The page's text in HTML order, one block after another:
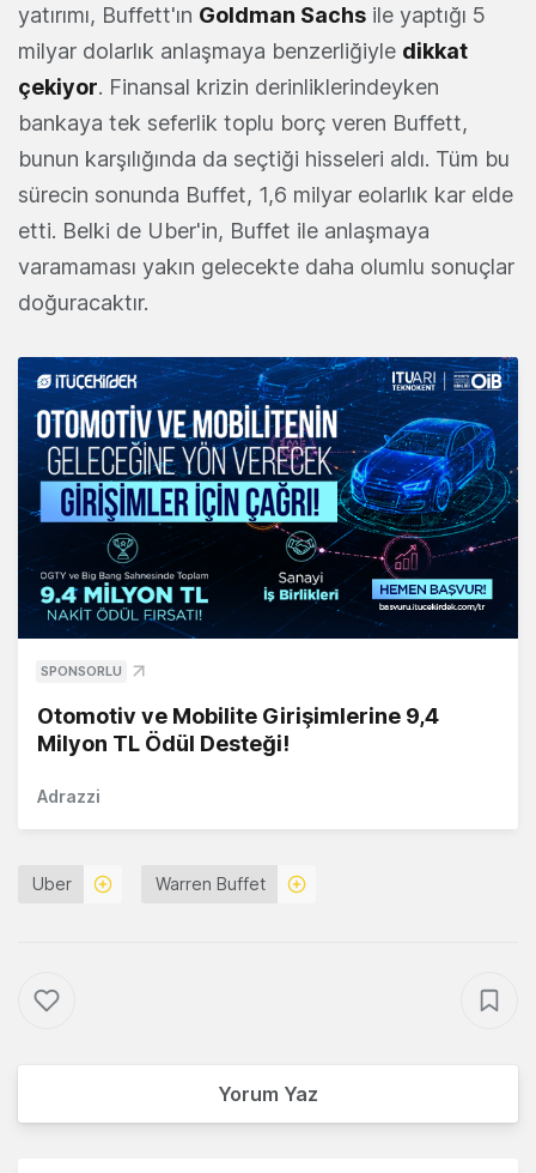
yatırımı, Buffett'ın Goldman Sachs ile yaptığı 5
milyar dolarlık anlaşmaya benzerliğiyle dikkat
çekiyor. Finansal krizin derinliklerindeyken
bankaya tek seferlik toplu borç veren Buffett,
bunun karşılığında da seçtiği hisseleri aldı. Tüm bu
sürecin sonunda Buffet, 1,6 milyar eolarlık kar elde
etti. Belki de Uber'in, Buffet ile anlaşmaya
varamaması yakın gelecekte daha olumlu sonuçlar
doğuracaktır.
SPONSORLU
Otomotiv ve Mobilite Girişimlerine 9,4
Milyon TL Ödül Desteği!
Adrazzi
Uber Warren Buffet
Yorum Yaz